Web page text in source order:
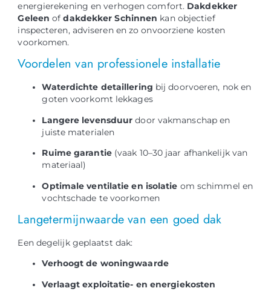
energierekening en verhogen comfort. Dakdekker
Geleen ofdakdekker Schinnen kan objectief
inspecteren, adviseren en zo onvoorziene kosten
voorkomen.
Voordelen van professionele installatie
Waterdichte detaillering bij doorvoeren, nok en
goten voorkomt lekkages
Langere levensduur door vakmanschap en
juiste materialen
Ruime garantie(vaak 10–30 jaar afhankelijk van
materiaal)
Optimale ventilatie en isolatie om schimmel en
vochtschade te voorkomen
Langetermijnwaarde van een goed dak
Een degelijk geplaatst dak:
Verhoogt de woningwaarde
Verlaagt exploitatie- en energiekosten